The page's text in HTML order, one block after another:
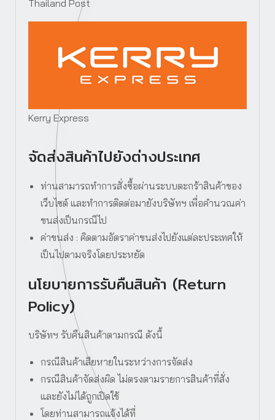
Thailand Post
Kerry Express
จัดส่งสินค้าไปยังต่างประเทศ
ท่านสามารถทำการสั่งซื้อผ่านระบบตะกร้าสินค้าของ
เว็บไซต์ และทำการติดต่อมายังบริษัทฯ เพื่อคำนวณค่า
ขนส่งเป็นกรณีไป
ค่าขนส่ง : คิดตามอัตราค่าขนส่งไปยังแต่ละประเทศให้
เป็นไปตามจริงโดยประหยัด
นโยบายการรับคืนสินค้า (Return
Policy)
บริษัทฯ รับคืนสินค้าตามกรณี ดังนี้
กรณีสินค้าเสียหายในระหว่างการจัดส่ง
กรณีสินค้าจัดส่งผิด ไม่ตรงตามรายการสินค้าที่สั่ง
และยังไม่ได้ถูกเปิดใช้
โดยท่านสามารถแจ้งได้ที่